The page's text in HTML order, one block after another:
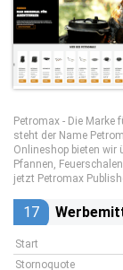
Petromax - Die Marke
steht der Name
Onlineshop bieten wir
Pfannen,
jetzt Petromax
17
Start
Stornoquote